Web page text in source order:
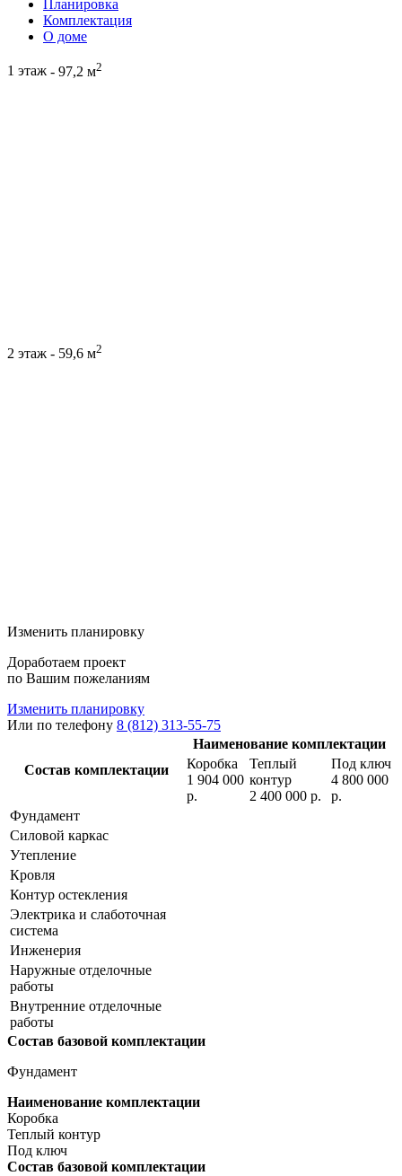
Планировка
Комплектация
О доме
1 этаж - 97,2 м2
2 этаж - 59,6 м2
Изменить планировку
Доработаем проект
по Вашим пожеланиям
Изменить планировку
Или по телефону 8 (812) 313-55-75
Состав комплектации
Наименование комплектации
Коробка
1 904 000
р.
Теплый
контур
2 400 000 р.
Под ключ
4 800 000
р.
Фундамент
Силовой каркас
Утепление
Кровля
Контур остекления
Электрика и слаботочная
система
Инженерия
Наружные отделочные
работы
Внутренние отделочные
работы
Состав базовой комплектации
Фундамент
Наименование комплектации
Коробка
Теплый контур
Под ключ
Состав базовой комплектации